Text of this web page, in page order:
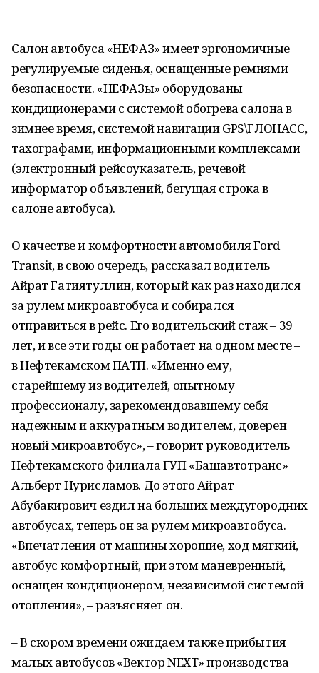
Салон автобуса «НЕФАЗ» имеет эргономичные
регулируемые сиденья, оснащенные ремнями
безопасности. «НЕФАЗы» оборудованы
кондиционерами с системой обогрева салона в
зимнее время, системой навигации GPS\ГЛОНАСС,
тахографами, информационными комплексами
(электронный рейсоуказатель, речевой
информатор объявлений, бегущая строка в
салоне автобуса).
О качестве и комфортности автомобиля Ford
Transit, в свою очередь, рассказал водитель
Айрат Гатиятуллин, который как раз находился
за рулем микроавтобуса и собирался
отправиться в рейс. Его водительский стаж – 39
лет, и все эти годы он работает на одном месте –
в Нефтекамском ПАТП. «Именно ему,
старейшему из водителей, опытному
профессионалу, зарекомендовавшему себя
надежным и аккуратным водителем, доверен
новый микроавтобус», – говорит руководитель
Нефтекамского филиала ГУП «Башавтотранс»
Альберт Нурисламов. До этого Айрат
Абубакирович ездил на больших междугородних
автобусах, теперь он за рулем микроавтобуса.
«Впечатления от машины хорошие, ход мягкий,
автобус комфортный, при этом маневренный,
оснащен кондиционером, независимой системой
отопления», – разъясняет он.
– В скором времени ожидаем также прибытия
малых автобусов «Вектор NEXT» производства